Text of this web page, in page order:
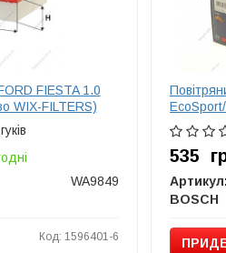
FIESTA 1.0
WIX-FILTERS)
WA9849
Код: 1596401-6
535
Артикул:
BOSCH